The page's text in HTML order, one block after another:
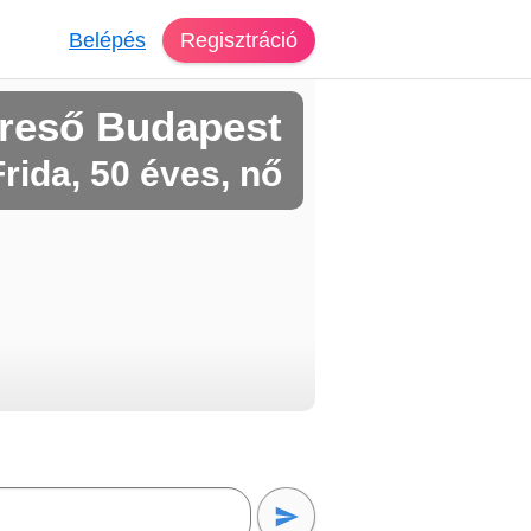
Belépés Regisztráció
Budapest
50 éves, nő